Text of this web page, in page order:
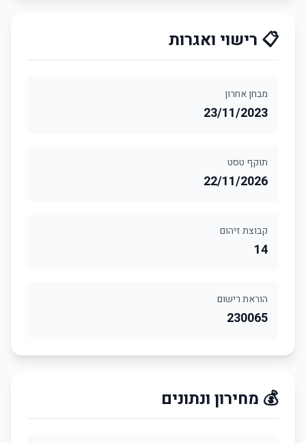
📋 רישוי ואגרות
מבחן אחרון
23/11/2023
תוקף טסט
22/11/2026
קבוצת זיהום
14
הוראת רישום
230065
💰 מחירון ונתונים